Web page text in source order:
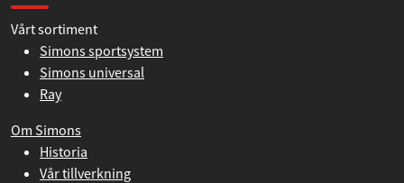
Vårt sortiment
Simons sportsystem
Simons universal
Ray
Om Simons
Historia
Vår tillverkning